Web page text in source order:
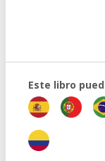
Este libro